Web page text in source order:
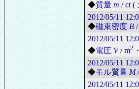
◆質量 m /ct (
2012/05/11
◆磁束密度 B /
2012/05/11
◆電圧 V/m2
2012/05/11
◆モル質量 M
2012/05/11